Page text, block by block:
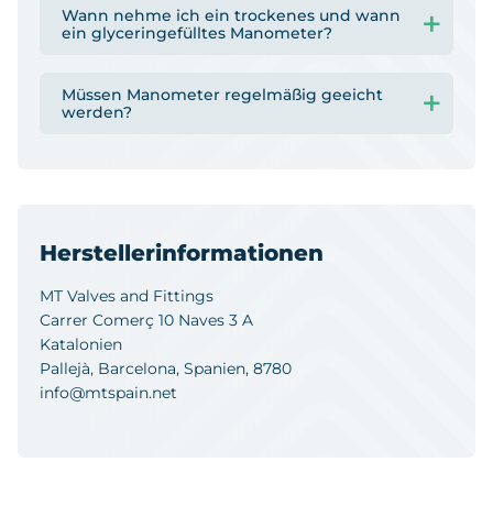
Wann nehme ich ein trockenes und wann
ein glyceringefülltes Manometer?
Müssen Manometer regelmäßig geeicht
werden?
Herstellerinformationen
MT Valves and Fittings
Carrer Comerç 10 Naves 3 A
Katalonien
Pallejà, Barcelona, Spanien, 8780
info@mtspain.net